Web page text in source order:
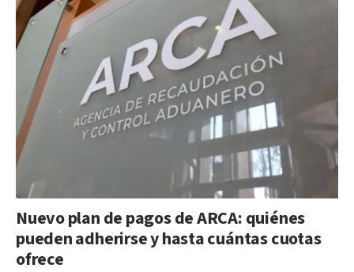
Nuevo plan de pagos de ARCA: quiénes
pueden adherirse y hasta cuántas cuotas
ofrece